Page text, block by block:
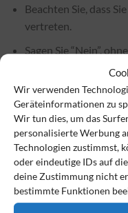
Wir verwenden
Geräteinformationen zu
Wir tun dies, um das
personalisierte Werbung
Technologien zustimmst,
oder eindeutige IDs auf
deine Zustimmung nicht
bestimmte Funktionen
Beachten Sie, dass
vertreten.
Sagen Sie “Nein”,
Vermeiden Sie harte
so nicht!“
Zeigen Sie
Situation.
Erklären Sie Ihr
Sache.
Bieten Sie dem